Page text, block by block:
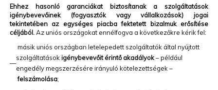
Ehhez hasonló garanciákat biztosítanak a szolgáltatások
igénybevevőinek (fogyasztók vagy vállalkozások) jogai
tekintetében az egységes piacba fektetett bizalmuk erősítése
céljából.Az uniós országokat ennélfogva a következőkre kérik fel:
—
másik uniós országban letelepedett szolgáltatók által nyújtott
szolgáltatások igénybevevőit érintő akadályok– például
engedély megszerzésére irányuló kötelezettségek –
felszámolása;